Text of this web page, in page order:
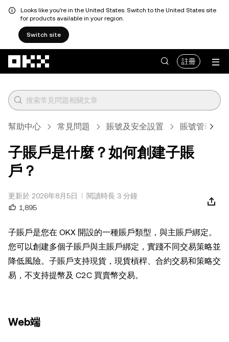
Looks like you're in the United States. Switch to the United States site
for products available in your region.
Switch site
註冊
幫助中心 常見問題 賬號及安全設置 賬號管理
子賬戶是什麼？如何創建子賬
戶？
更新於 2026年8月5日
閱讀時長 3 分鐘
1,895
子賬戶是您在 OKX 開設的一種賬戶類型，與主賬戶綁定。
您可以創建多個子賬戶與主賬戶綁定，實踐不同交易策略並
降低風險。子賬戶支持現貨，現貨槓桿、合約交易和策略交
易，不支持提幣及 C2C 買賣幣交易。
Web端